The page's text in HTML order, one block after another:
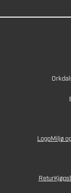
LogoMiljø
Retur